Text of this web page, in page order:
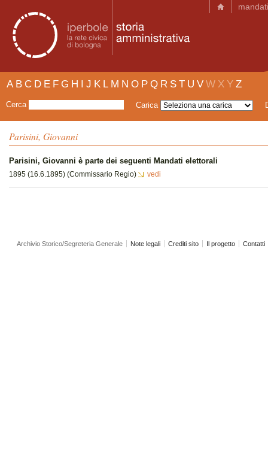
mandati
A B C D E F G H I J K L M N O P Q R S T U V W X Y Z
Cerca Carica
Parisini, Giovanni
Parisini, Giovanni è parte dei seguenti Mandati elettorali
1895 (16.6.1895) (Commissario Regio) vedi
Archivio Storico/Segreteria Generale Note legali Crediti sito Il progetto Contatti